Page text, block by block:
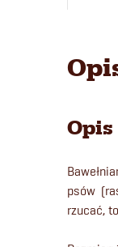
Opis
psów
rzucać,